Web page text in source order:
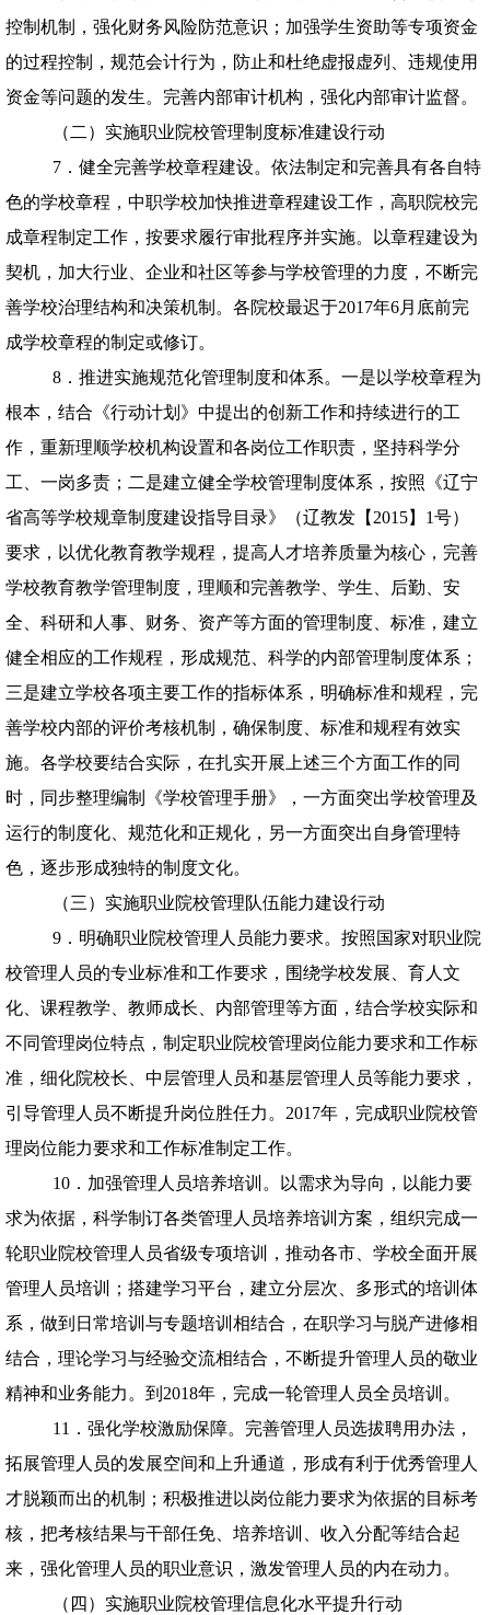
控制机制，强化财务风险防范意识；加强学生资助等专项资金
的过程控制，规范会计行为，防止和杜绝虚报虚列、违规使用
资金等问题的发生。完善内部审计机构，强化内部审计监督。
（二）实施职业院校管理制度标准建设行动
7．健全完善学校章程建设。依法制定和完善具有各自特
色的学校章程，中职学校加快推进章程建设工作，高职院校完
成章程制定工作，按要求履行审批程序并实施。以章程建设为
契机，加大行业、企业和社区等参与学校管理的力度，不断完
善学校治理结构和决策机制。各院校最迟于2017年6月底前完
成学校章程的制定或修订。
8．推进实施规范化管理制度和体系。一是以学校章程为
根本，结合《行动计划》中提出的创新工作和持续进行的工
作，重新理顺学校机构设置和各岗位工作职责，坚持科学分
工、一岗多责；二是建立健全学校管理制度体系，按照《辽宁
省高等学校规章制度建设指导目录》（辽教发【 2015】 1号）
要求，以优化教育教学规程，提高人才培养质量为核心，完善
学校教育教学管理制度，理顺和完善教学、学生、后勤、安
全、科研和人事、财务、资产等方面的管理制度、标准，建立
健全相应的工作规程，形成规范、科学的内部管理制度体系；
三是建立学校各项主要工作的指标体系，明确标准和规程，完
善学校内部的评价考核机制，确保制度、标准和规程有效实
施。各学校要结合实际，在扎实开展上述三个方面工作的同
时，同步整理编制《学校管理手册》，一方面突出学校管理及
运行的制度化、规范化和正规化，另一方面突出自身管理特
色，逐步形成独特的制度文化。
（三）实施职业院校管理队伍能力建设行动
9．明确职业院校管理人员能力要求。按照国家对职业院
校管理人员的专业标准和工作要求，围绕学校发展、育人文
化、课程教学、教师成长、内部管理等方面，结合学校实际和
不同管理岗位特点，制定职业院校管理岗位能力要求和工作标
准，细化院校长、中层管理人员和基层管理人员等能力要求，
引导管理人员不断提升岗位胜任力。 2017年，完成职业院校管
理岗位能力要求和工作标准制定工作。
10．加强管理人员培养培训。以需求为导向，以能力要
求为依据，科学制订各类管理人员培养培训方案，组织完成一
轮职业院校管理人员省级专项培训，推动各市、学校全面开展
管理人员培训；搭建学习平台，建立分层次、多形式的培训体
系，做到日常培训与专题培训相结合，在职学习与脱产进修相
结合，理论学习与经验交流相结合，不断提升管理人员的敬业
精神和业务能力。到 2018年，完成一轮管理人员全员培训。
11．强化学校激励保障。完善管理人员选拔聘用办法，
拓展管理人员的发展空间和上升通道，形成有利于优秀管理人
才脱颖而出的机制；积极推进以岗位能力要求为依据的目标考
核，把考核结果与干部任免、培养培训、收入分配等结合起
来，强化管理人员的职业意识，激发管理人员的内在动力。
（四）实施职业院校管理信息化水平提升行动